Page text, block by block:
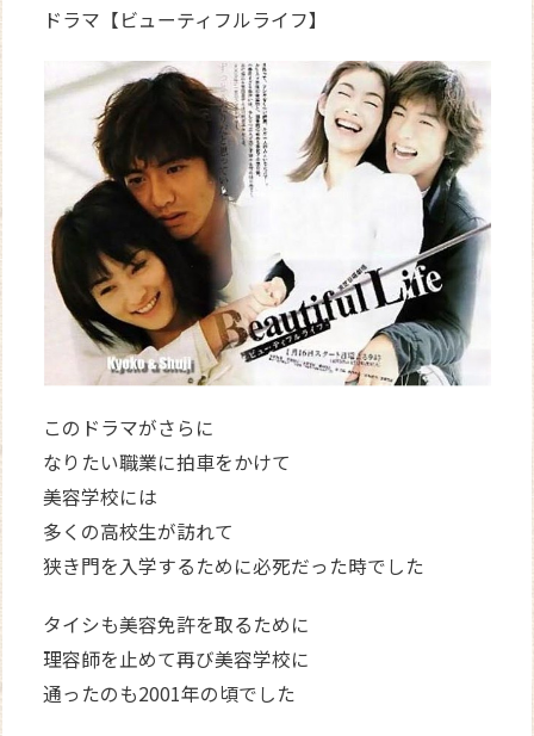
ドラマ【ビューティフルライフ】
このドラマがさらに
なりたい職業に拍車をかけて
美容学校には
多くの高校生が訪れて
狭き門を入学するために必死だった時でした
タイシも美容免許を取るために
理容師を止めて再び美容学校に
通ったのも2001年の頃でした